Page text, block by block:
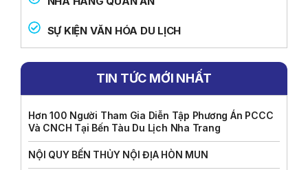
SỰ KIỆN VĂN HÓA DU LỊCH
TIN TỨC MỚI NHẤT
Hơn 100 Người Tham Gia Diễn Tập Phương Án PCCC
Và CNCH Tại Bến Tàu Du Lịch Nha Trang
NỘI QUY BẾN THỦY NỘI ĐỊA HÒN MUN